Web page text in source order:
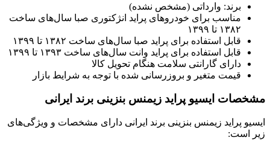
برند: وارداتی (مشخص نشده)
مناسب برای خودروهای پراید انژکتوری صبا سال‌های ساخت
۱۳۸۲ تا ۱۳۹۹
قابل استفاده برای پراید صبا سال‌های ساخت ۱۳۸۲ تا ۱۳۹۹
قابل استفاده برای پراید وانت سال‌های ساخت ۱۳۹۳ تا ۱۳۹۹
دارای گارانتی سلامت هنگام تحویل کالا
قیمت متغیر و بروزرسانی شده با توجه به شرایط بازار
مشخصات ایسیو پراید زیمنس بنزینی برند ایرانی
ایسیو پراید زیمنس بنزینی برند ایرانی دارای مشخصات و ویژگی‌های
زیر است: